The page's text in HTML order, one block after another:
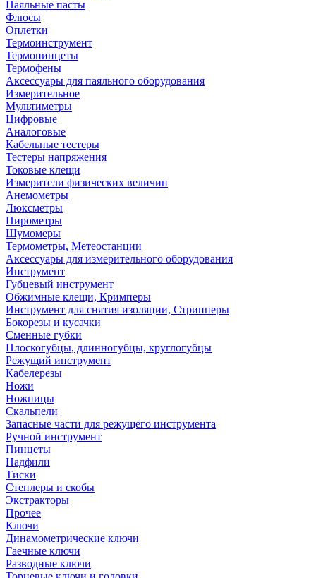
Паяльные пасты
Флюсы
Оплетки
Термоинструмент
Термопинцеты
Термофены
Аксессуары для паяльного оборудования
Измерительное
Мультиметры
Цифровые
Аналоговые
Кабельные тестеры
Тестеры напряжения
Токовые клещи
Измерители физических величин
Анемометры
Люксметры
Пирометры
Шумомеры
Термометры, Метеостанции
Аксессуары для измерительного оборудования
Инструмент
Губцевый инструмент
Обжимные клещи, Кримперы
Инструмент для снятия изоляции, Стрипперы
Бокорезы и кусачки
Сменные губки
Плоскогубцы, длинногубцы, круглогубцы
Режущий инструмент
Кабелерезы
Ножи
Ножницы
Скальпели
Запасные части для режущего инструмента
Ручной инструмент
Пинцеты
Надфили
Тиски
Степлеры и скобы
Экстракторы
Прочее
Ключи
Динамометрические ключи
Гаечные ключи
Разводные ключи